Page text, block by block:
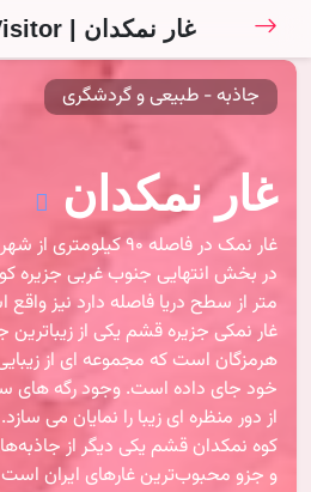
غار نمکدان | Qeshm Visitor
جاذبه - طبیعی و گردشگری
غار نمکدان
غار نمک در فاصله ۹۰
متر از سطح دریا فاصله دارد نیز
غار نمکی جزیره قشم یکی از
هرمزگان است که مجموعه ای از
خود جای داده است. وجود رگه های
از دور منظره ای زیبا را نمایان می سازد.
کوه نمکدان قشم یکی دیگر از
و جزو محبوب‌ترین غارهای ایران است